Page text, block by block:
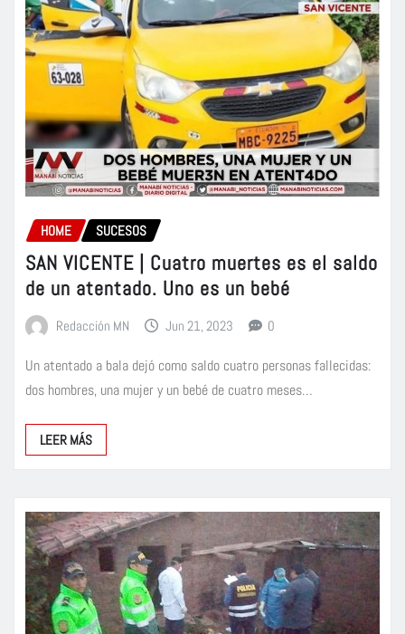
HOME SUCESOS
SAN VICENTE | Cuatro muertes es el saldo
de un atentado. Uno es un bebé
Redacción MN Jun 21, 2023 0
Un atentado a bala dejó como saldo cuatro personas fallecidas:
dos hombres, una mujer y un bebé de cuatro meses…
LEER MÁS